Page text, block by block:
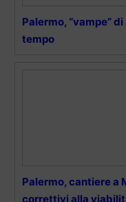
Palermo, “vampe”
tempo
Palermo, cantiere a
correttivi alla